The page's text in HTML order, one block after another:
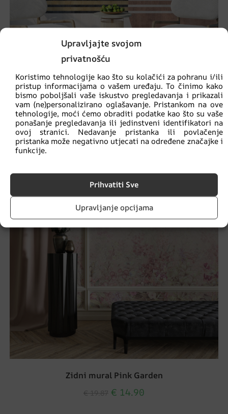
Upravljajte svojom
privatnošću
Koristimo tehnologije kao što su kolačići za pohranu i/ili
pristup informacijama o vašem uređaju. To činimo kako
bismo poboljšali vaše iskustvo pregledavanja i prikazali
vam (ne)personalizirano oglašavanje. Pristankom na ove
tehnologije, moći ćemo obraditi podatke kao što su vaše
ponašanje pregledavanja ili jedinstveni identifikatori na
ovoj stranici. Nedavanje pristanka ili povlačenje
pristanka može negativno utjecati na određene značajke i
funkcije.
Prihvatiti Sve
Upravljanje opcijama
Zidni mural Oval i Circle
€19.87 € 14.90
AKCIJA!
Zidni mural Pink Garden
€ 14.90